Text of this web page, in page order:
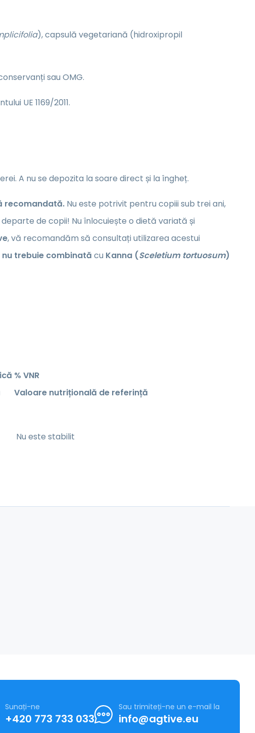
), capsulă vegetariană (hidroxipropil
sau OMG.
UE 1169/2011.
A nu se depozita la soare direct și la îngheț.
recomandată. Nu este potrivit pentru copiii sub trei ani,
de copii! Nu înlocuiește o dietă variată și
, vă recomandăm să consultați utilizarea acestui
nu trebuie combinată cu Kanna (Sceletium tortuosum)
% VNR
Valoare nutrițională de referință
Nu este stabilit
Sunați-ne
+420 773 733 033
Sau trimiteți-ne un e-mail la
info@agtive.eu